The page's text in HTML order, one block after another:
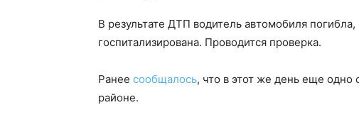
В результате ДТП водитель автомобиля
госпитализирована. Проводится проверка.
Ранее сообщалось, что в этот же день еще
районе.